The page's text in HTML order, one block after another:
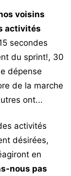
voisins
activités
secondes
du sprint!, 30
dépense
de la marche
ont...
activités
désirées,
en
nous pas